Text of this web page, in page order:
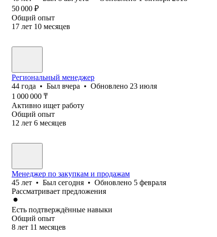
50 000 ₽
Общий опыт
17 лет 10 месяцев
Региональный менеджер
44 года • Был вчера • Обновлено 23 июля
1 000 000 ₸
Активно ищет работу
Общий опыт
12 лет 6 месяцев
Менеджер по закупкам и продажам
45 лет • Был сегодня • Обновлено 5 февраля
Рассматривает предложения
Есть подтверждённые навыки
Общий опыт
8 лет 11 месяцев